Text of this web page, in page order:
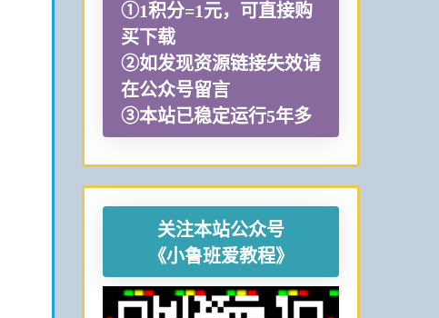
①1积分=1元，可直接购
买下载
②如发现资源链接失效请
在公众号留言
③本站已稳定运行5年多
关注本站公众号
《小鲁班爱教程》